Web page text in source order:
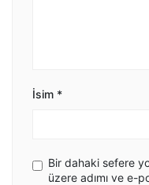
İsim *
Bir dahaki sefere
üzere adımı ve e-